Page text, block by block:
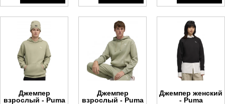
Джемпер
взрослый - Puma
Джемпер
взрослый - Puma
Джемпер женский
- Puma